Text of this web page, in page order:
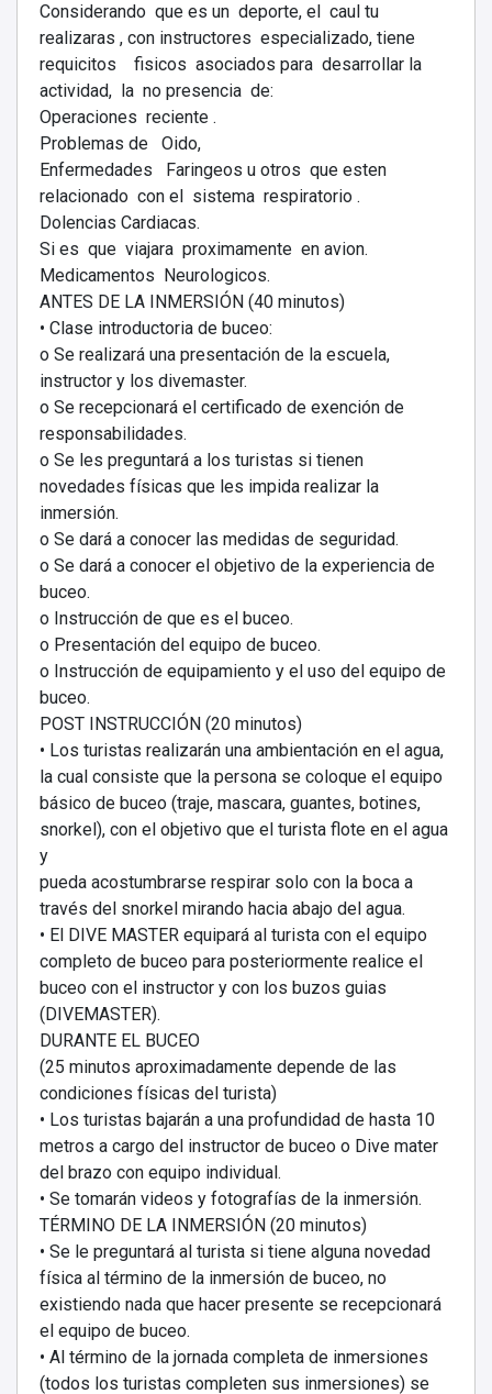
Considerando que es un deporte, el caul tu
realizaras , con instructores especializado, tiene
requicitos fisicos asociados para desarrollar la
actividad, la no presencia de:
Operaciones reciente .
Problemas de Oido,
Enfermedades Faringeos u otros que esten
relacionado con el sistema respiratorio .
Dolencias Cardiacas.
Si es que viajara proximamente en avion.
Medicamentos Neurologicos.
ANTES DE LA INMERSIÓN (40 minutos)
• Clase introductoria de buceo:
o Se realizará una presentación de la escuela,
instructor y los divemaster.
o Se recepcionará el certificado de exención de
responsabilidades.
o Se les preguntará a los turistas si tienen
novedades físicas que les impida realizar la
inmersión.
o Se dará a conocer las medidas de seguridad.
o Se dará a conocer el objetivo de la experiencia de
buceo.
o Instrucción de que es el buceo.
o Presentación del equipo de buceo.
o Instrucción de equipamiento y el uso del equipo de
buceo.
POST INSTRUCCIÓN (20 minutos)
• Los turistas realizarán una ambientación en el agua,
la cual consiste que la persona se coloque el equipo
básico de buceo (traje, mascara, guantes, botines,
snorkel), con el objetivo que el turista flote en el agua
y
pueda acostumbrarse respirar solo con la boca a
través del snorkel mirando hacia abajo del agua.
• El DIVE MASTER equipará al turista con el equipo
completo de buceo para posteriormente realice el
buceo con el instructor y con los buzos guias
(DIVEMASTER).
DURANTE EL BUCEO
(25 minutos aproximadamente depende de las
condiciones físicas del turista)
• Los turistas bajarán a una profundidad de hasta 10
metros a cargo del instructor de buceo o Dive mater
del brazo con equipo individual.
• Se tomarán videos y fotografías de la inmersión.
TÉRMINO DE LA INMERSIÓN (20 minutos)
• Se le preguntará al turista si tiene alguna novedad
física al término de la inmersión de buceo, no
existiendo nada que hacer presente se recepcionará
el equipo de buceo.
• Al término de la jornada completa de inmersiones
(todos los turistas completen sus inmersiones) se